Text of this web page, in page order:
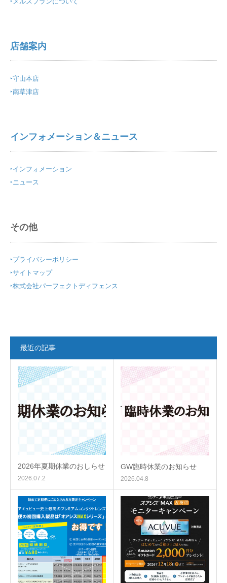
店舗案内
‣守山本店
‣南草津店
インフォメーション＆ニュース
‣インフォメーション
‣ニュース
その他
‣プライバシーポリシー
‣サイトマップ
‣株式会社パーフェクトディフェンス
最近の記事
2026年夏期休業のおしらせ
2026.07.2
GW臨時休業のお知らせ
2026.04.8